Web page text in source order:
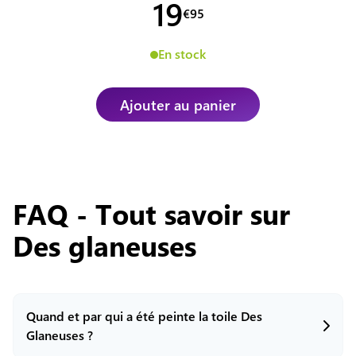
19€95
En stock
Ajouter au panier
FAQ - Tout savoir sur
Des glaneuses
Quand et par qui a été peinte la toile Des
Glaneuses ?